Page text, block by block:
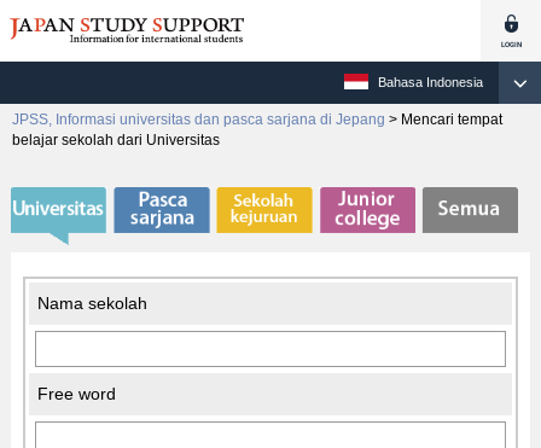
Bahasa Indonesia
JPSS, Informasi universitas dan pasca sarjana di Jepang > Mencari tempat
belajar sekolah dari Universitas
Nama sekolah
Free word